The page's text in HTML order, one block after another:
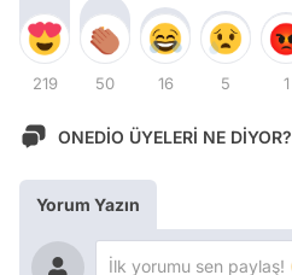
219 50 16 5 1
ONEDİO ÜYELERİ NE DİYOR?
Yorum Yazın